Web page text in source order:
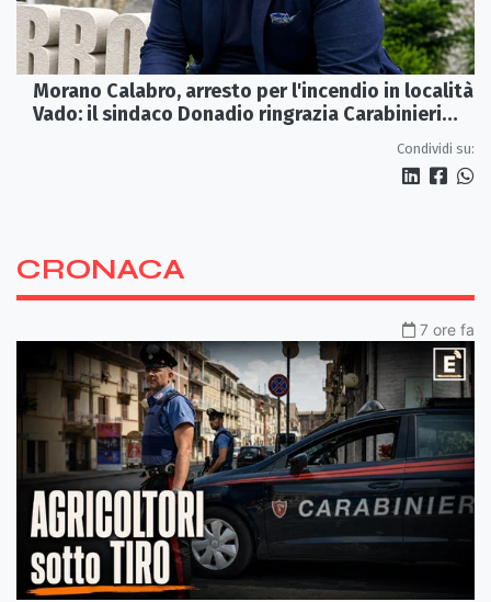
Morano Calabro, arresto per l'incendio in località
Vado: il sindaco Donadio ringrazia Carabinieri
Condividi su:
CRONACA
7 ore fa